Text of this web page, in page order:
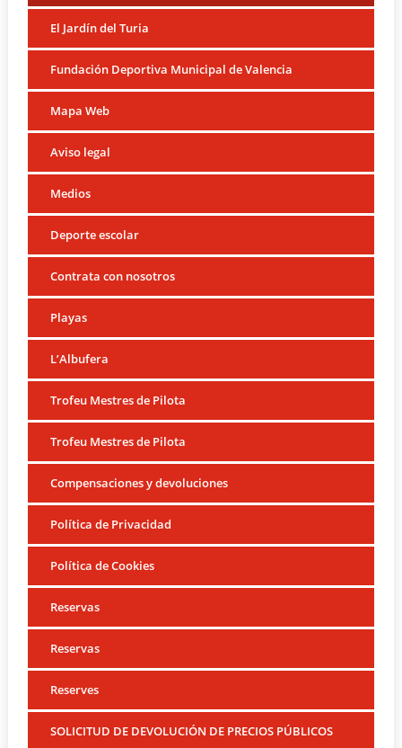
El Jardín del Turia
Fundación Deportiva Municipal de Valencia
Mapa Web
Aviso legal
Medios
Deporte escolar
Contrata con nosotros
Playas
L’Albufera
Trofeu Mestres de Pilota
Trofeu Mestres de Pilota
Compensaciones y devoluciones
Política de Privacidad
Política de Cookies
Reservas
Reservas
Reserves
SOLICITUD DE DEVOLUCIÓN DE PRECIOS PÚBLICOS